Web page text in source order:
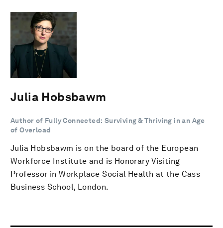
Julia Hobsbawm
Author of Fully Connected: Surviving & Thriving in an Age
of Overload
Julia Hobsbawm is on the board of the European
Workforce Institute and is Honorary Visiting
Professor in Workplace Social Health at the Cass
Business School, London.